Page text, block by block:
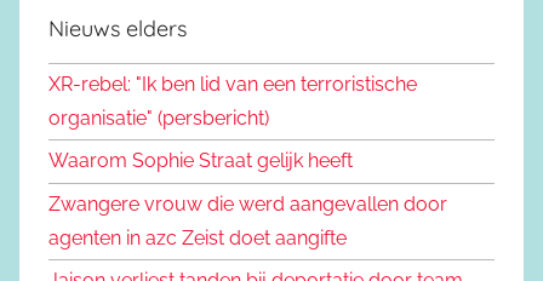
Nieuws elders
XR-rebel: "Ik ben lid van een terroristische
organisatie" (persbericht)
Waarom Sophie Straat gelijk heeft
Zwangere vrouw die werd aangevallen door
agenten in azc Zeist doet aangifte